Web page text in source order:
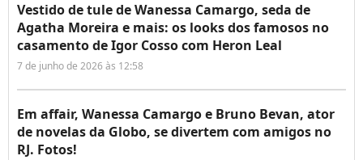
Vestido de tule de Wanessa Camargo, seda de
Agatha Moreira e mais: os looks dos famosos no
casamento de Igor Cosso com Heron Leal
7 de junho de 2026 às 12:58
Em affair, Wanessa Camargo e Bruno Bevan, ator
de novelas da Globo, se divertem com amigos no
RJ. Fotos!